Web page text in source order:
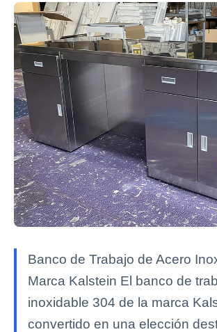
Banco de Trabajo de Acero
Marca Kalstein El banco de
inoxidable 304 de la marca
convertido en una elección